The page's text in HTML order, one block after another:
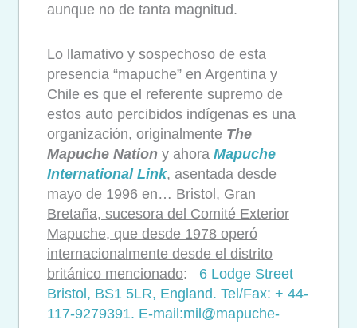
aunque no de tanta magnitud.
Lo llamativo y sospechoso de esta
presencia “mapuche” en Argentina y
Chile es que el referente supremo de
estos auto percibidos indígenas es una
organización, originalmente The
Mapuche Nation y ahora Mapuche
International Link, asentada desde
mayo de 1996 en… Bristol, Gran
Bretaña, sucesora del Comité Exterior
Mapuche, que desde 1978 operó
internacionalmente desde el distrito
británico mencionado: 6 Lodge Street
Bristol, BS1 5LR, England. Tel/Fax: + 44-
117-9279391. E-mail:mil@mapuche-